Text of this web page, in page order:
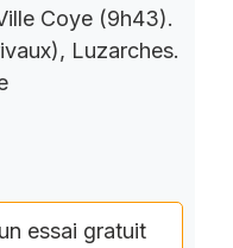
Coye (9h43).
Luzarches.
essai gratuit